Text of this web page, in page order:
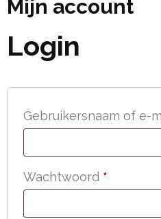
Mijn account
Login
Gebruikersnaam of e-
Wachtwoord *